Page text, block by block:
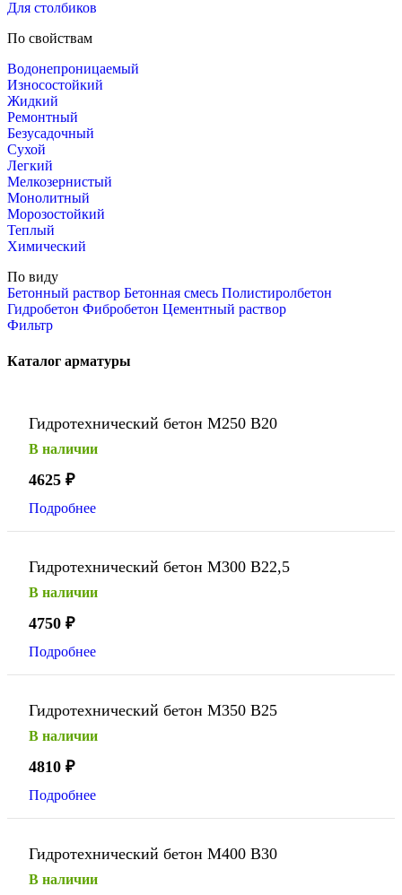
Для столбиков
По свойствам
Водонепроницаемый
Износостойкий
Жидкий
Ремонтный
Безусадочный
Сухой
Легкий
Мелкозернистый
Монолитный
Морозостойкий
Теплый
Химический
По виду
Бетонный раствор Бетонная смесь Полистиролбетон
Гидробетон Фибробетон Цементный раствор
Фильтр
Каталог арматуры
Гидротехнический бетон М250 В20
В наличии
4625 ₽
Подробнее
Гидротехнический бетон М300 В22,5
В наличии
4750 ₽
Подробнее
Гидротехнический бетон М350 В25
В наличии
4810 ₽
Подробнее
Гидротехнический бетон М400 В30
В наличии